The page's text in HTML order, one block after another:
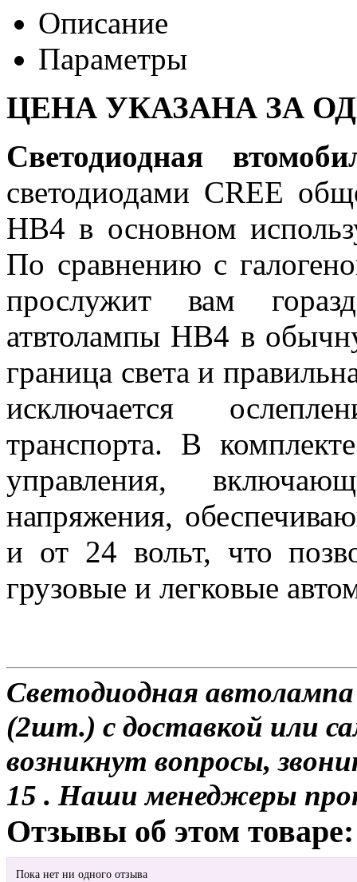
Описание
Параметры
ЦЕНА УКАЗАНА ЗА
Светодиодная
светодиодами CREE
HB4 в основном
По сравнению с
прослужит вам
атвтолампы HB4 в
граница света и
исключается
транспорта. В
управления,
напряжения,
и от 24 вольт, что
грузовые и легковые
Светодиодная
(2шт.) с доставкой или
возникнут вопросы,
15 . Наши менеджеры
Отзывы об этом товаре:
Пока нет ни одного отзыва